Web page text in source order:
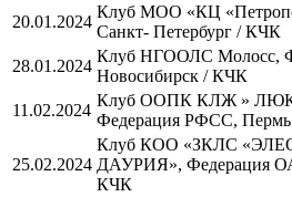
20.01.2024
Клуб МОО «КЦ
Санкт- Петербург / КЧК
28.01.2024
Клуб НГООЛС Молосс,
Новосибирск / КЧК
11.02.2024
Клуб ООПК КЛЖ »
Федерация РФСС,
25.02.2024
Клуб КОО «ЗКЛС
ДАУРИЯ», Федерация
КЧК